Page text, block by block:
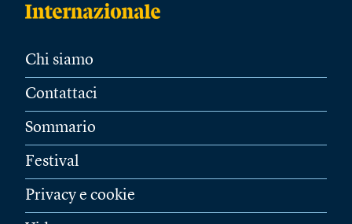
Chi siamo
Contattaci
Sommario
Festival
Privacy e cookie